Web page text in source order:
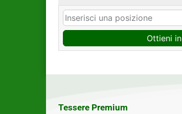
Ottieni
Tessere Premium